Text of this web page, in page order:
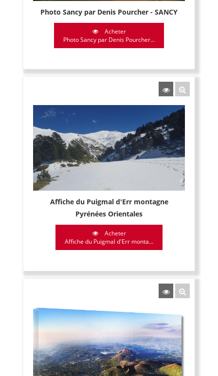
Photo Sancy par Denis Pourcher - SANCY
Acheter
Photo Sancy par Denis Pourcher...
Affiche du Puigmal d'Err montagne
Pyrénées Orientales
Acheter
Affiche du Puigmal d'Err monta...